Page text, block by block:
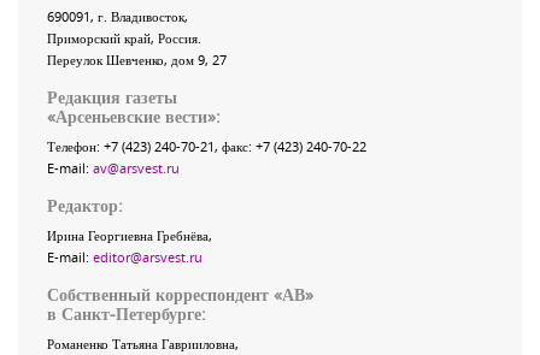
690091, г. Владивосток,
Приморский край, Россия.
Переулок Шевченко, дом 9, 27
Редакция газеты
«Арсеньевские вести»:
Телефон: +7 (423) 240-70-21, факс: +7 (423) 240-70-22
E-mail: av@arsvest.ru
Редактор:
Ирина Георгиевна Гребнёва,
E-mail: editor@arsvest.ru
Собственный корреспондент «АВ»
в Санкт-Петербурге:
Романенко Татьяна Гаврииловна,